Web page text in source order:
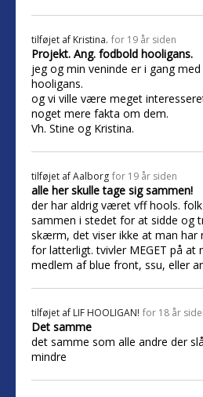
tilføjet af Kristina. for 19 år siden
Projekt. Ang. fodbold hooligans.
jeg og min veninde er i gang
hooligans.
og vi ville være meget
noget mere fakta om dem.
Vh. Stine og Kristina.
tilføjet afAalborg for 19 år siden
alle her skulle tage sig sammen!
der har aldrig været vff hools.
sammen i stedet for at sidde og
skærm, det viser ikke at man har
for latterligt. tvivler MEGET på at
medlem af blue front, ssu, eller
tilføjet af LIF HOOLIGAN! for 18 år
Det samme
det samme som alle andre der
mindre